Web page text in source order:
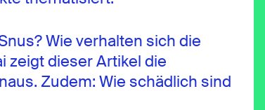
Wie verhalten sich die
zeigt dieser Artikel die
Zudem: Wie schädlich sind